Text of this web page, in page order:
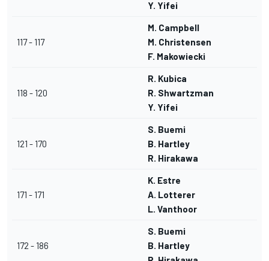
Y. Yifei
117 - 117
M. Campbell
M. Christensen
F. Makowiecki
118 - 120
R. Kubica
R. Shwartzman
Y. Yifei
121 - 170
S. Buemi
B. Hartley
R. Hirakawa
171 - 171
K. Estre
A. Lotterer
L. Vanthoor
172 - 186
S. Buemi
B. Hartley